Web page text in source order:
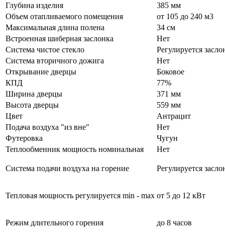
Глубина изделия
385 мм
Объем отапливаемого помещения
от 105 до 240 м3
Максимальная длина полена
34 см
Встроенная шиберная заслонка
Нет
Система чистое стекло
Регулируется
Система вторичного дожига
Нет
Открывание дверцы
Боковое
КПД
77%
Ширина дверцы
371 мм
Высота дверцы
559 мм
Цвет
Антрацит
Подача воздуха "из вне"
Нет
Футеровка
Чугун
Теплообменник мощность номинальная
Нет
Система подачи воздуха на горение Регулируется
Тепловая мощность регулируется min - max от 5 до 12 кВт
Режим длительного горения до 8 часов